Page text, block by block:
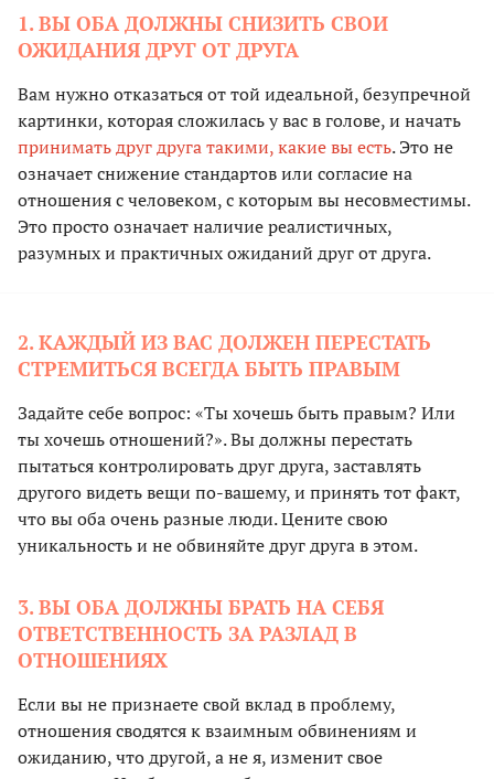
1. ВЫ ОБА ДОЛЖНЫ СНИЗИТЬ СВОИ
ОЖИДАНИЯ ДРУГ ОТ ДРУГА
Вам нужно отказаться от той идеальной, безупречной
картинки, которая сложилась у вас в голове, и начать
принимать друг друга такими, какие вы есть. Это не
означает снижение стандартов или согласие на
отношения с человеком, с которым вы несовместимы.
Это просто означает наличие реалистичных,
разумных и практичных ожиданий друг от друга.
2. КАЖДЫЙ ИЗ ВАС ДОЛЖЕН ПЕРЕСТАТЬ
СТРЕМИТЬСЯ ВСЕГДА БЫТЬ ПРАВЫМ
Задайте себе вопрос: «Ты хочешь быть правым? Или
ты хочешь отношений?». Вы должны перестать
пытаться контролировать друг друга, заставлять
другого видеть вещи по-вашему, и принять тот факт,
что вы оба очень разные люди. Цените свою
уникальность и не обвиняйте друг друга в этом.
3. ВЫ ОБА ДОЛЖНЫ БРАТЬ НА СЕБЯ
ОТВЕТСТВЕННОСТЬ ЗА РАЗЛАД В
ОТНОШЕНИЯХ
Если вы не признаете свой вклад в проблему,
отношения сводятся к взаимным обвинениям и
ожиданию, что другой, а не я, изменит свое